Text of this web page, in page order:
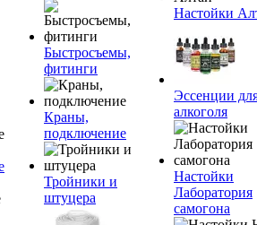
Быстросъемы,
фитинги
Краны,
подключение
Тройники и
штуцера
Настойки
Эссенции
алкоголя
Настойки
Лаборатория
самогона